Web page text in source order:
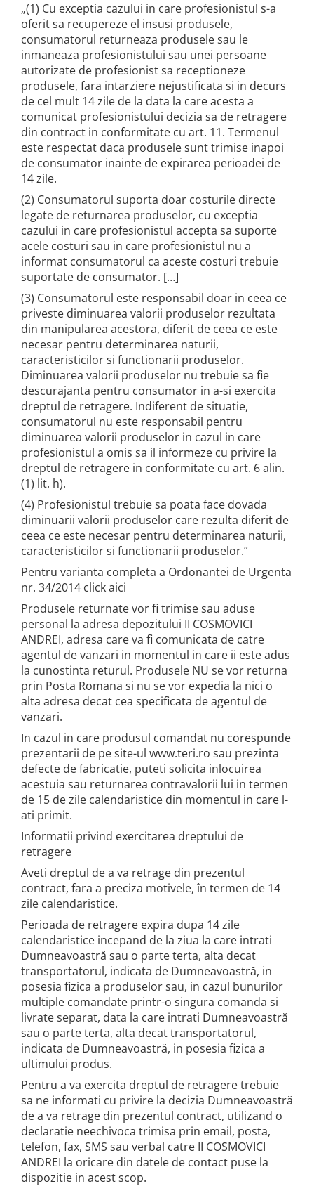
„(1) Cu exceptia cazului in care profesionistul s-a
oferit sa recupereze el insusi produsele,
consumatorul returneaza produsele sau le
inmaneaza profesionistului sau unei persoane
autorizate de profesionist sa receptioneze
produsele, fara intarziere nejustificata si in decurs
de cel mult 14 zile de la data la care acesta a
comunicat profesionistului decizia sa de retragere
din contract in conformitate cu art. 11. Termenul
este respectat daca produsele sunt trimise inapoi
de consumator inainte de expirarea perioadei de
14 zile.
(2) Consumatorul suporta doar costurile directe
legate de returnarea produselor, cu exceptia
cazului in care profesionistul accepta sa suporte
acele costuri sau in care profesionistul nu a
informat consumatorul ca aceste costuri trebuie
suportate de consumator. […]
(3) Consumatorul este responsabil doar in ceea ce
priveste diminuarea valorii produselor rezultata
din manipularea acestora, diferit de ceea ce este
necesar pentru determinarea naturii,
caracteristicilor si functionarii produselor.
Diminuarea valorii produselor nu trebuie sa fie
descurajanta pentru consumator in a-si exercita
dreptul de retragere. Indiferent de situatie,
consumatorul nu este responsabil pentru
diminuarea valorii produselor in cazul in care
profesionistul a omis sa il informeze cu privire la
dreptul de retragere in conformitate cu art. 6 alin.
(1) lit. h).
(4) Profesionistul trebuie sa poata face dovada
diminuarii valorii produselor care rezulta diferit de
ceea ce este necesar pentru determinarea naturii,
caracteristicilor si functionarii produselor.”
Pentru varianta completa a Ordonantei de Urgenta
nr. 34/2014 click aici
Produsele returnate vor fi trimise sau aduse
personal la adresa depozitului II COSMOVICI
ANDREI, adresa care va fi comunicata de catre
agentul de vanzari in momentul in care ii este adus
la cunostinta returul. Produsele NU se vor returna
prin Posta Romana si nu se vor expedia la nici o
alta adresa decat cea specificata de agentul de
vanzari.
In cazul in care produsul comandat nu corespunde
prezentarii de pe site-ul www.teri.ro sau prezinta
defecte de fabricatie, puteti solicita inlocuirea
acestuia sau returnarea contravalorii lui in termen
de 15 de zile calendaristice din momentul in care l-
ati primit.
Informatii privind exercitarea dreptului de
retragere
Aveti dreptul de a va retrage din prezentul
contract, fara a preciza motivele, în termen de 14
zile calendaristice.
Perioada de retragere expira dupa 14 zile
calendaristice incepand de la ziua la care intrati
Dumneavoastră sau o parte terta, alta decat
transportatorul, indicata de Dumneavoastră, in
posesia fizica a produselor sau, in cazul bunurilor
multiple comandate printr-o singura comanda si
livrate separat, data la care intrati Dumneavoastră
sau o parte terta, alta decat transportatorul,
indicata de Dumneavoastră, in posesia fizica a
ultimului produs.
Pentru a va exercita dreptul de retragere trebuie
sa ne informati cu privire la decizia Dumneavoastră
de a va retrage din prezentul contract, utilizand o
declaratie neechivoca trimisa prin email, posta,
telefon, fax, SMS sau verbal catre II COSMOVICI
ANDREI la oricare din datele de contact puse la
dispozitie in acest scop.